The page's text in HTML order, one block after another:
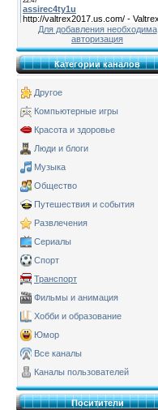
Для добавления необходима
авторизация
Категории каналов
Другое
Компьютерные игры
Красота и здоровье
Люди и блоги
Музыка
Общество
Путешествия и события
Развлечения
Сериалы
Спорт
Транспорт
Фильмы и анимация
Хобби и образование
Юмор
Все каналы
Каналы пользователей
Поситители